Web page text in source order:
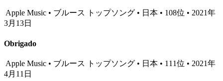
Apple Music • ブルース トップソング • 日本 • 108位 • 2021年
3月13日
Obrigado
Apple Music • ブルース トップソング • 日本 • 111位 • 2021年
4月11日